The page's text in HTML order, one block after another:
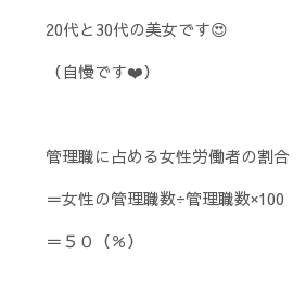
20代と30代の美女です😍
（自慢です❤️）
管理職に占める女性労働者の割合
＝女性の管理職数÷管理職数×100
＝５０（％）